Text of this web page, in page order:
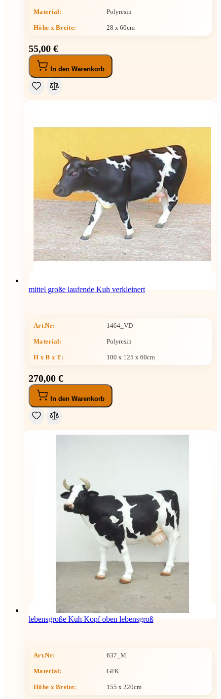
Material: Polyresin
Höhe x Breite: 28 x 60cm
55,00 €
In den Warenkorb
mittel große laufende Kuh verkleinert
Art.Nr: 1464_VD
Material: Polyresin
H x B x T: 100 x 125 x 60cm
270,00 €
In den Warenkorb
lebensgroße Kuh Kopf oben lebensgroß
Art.Nr: 637_M
Material: GFK
Höhe x Breite: 155 x 220cm